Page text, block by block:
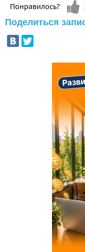
Понравилось?
Vote
Поделиться